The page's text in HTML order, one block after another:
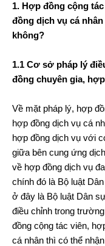
1. Hợp đồng cộng
đồng dịch vụ cá
không?
1.1 Cơ sở pháp lý
đồng chuyên gia,
Về mặt pháp lý, hợp
hợp đồng dịch vụ cá
hợp đồng dịch vụ với
giữa bên cung ứng
về hợp đồng dịch vụ
chính đó là Bộ luật
ở đây là Bộ luật Dân
điều chỉnh trong
đồng cộng tác viên,
cá nhân thì có thể